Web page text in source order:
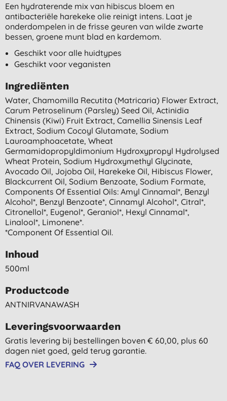
Een hydraterende mix van hibiscus bloem en
antibacteriële harekeke olie reinigt intens. Laat je
onderdompelen in de frisse geuren van wilde zwarte
bessen, groene munt blad en kardemom.
Geschikt voor alle huidtypes
Geschikt voor veganisten
Ingrediënten
Water, Chamomilla Recutita (matricaria) Flower Extract,
Carum Petroselinum (parsley) Seed Oil, Actinidia
Chinensis (kiwi) Fruit Extract, Camellia Sinensis Leaf
Extract, Sodium Cocoyl Glutamate, Sodium
Lauroamphoacetate, Wheat
Germamidopropyldimonium Hydroxypropyl Hydrolysed
Wheat Protein, Sodium Hydroxymethyl Glycinate,
Avocado Oil, Jojoba Oil, Harekeke Oil, Hibiscus Flower,
Blackcurrent Oil, Sodium Benzoate, Sodium Formate,
Components Of Essential Oils: Amyl Cinnamal*, Benzyl
Alcohol*, Benzyl Benzoate*, Cinnamyl Alcohol*, Citral*,
Citronellol*, Eugenol*, Geraniol*, Hexyl Cinnamal*,
Linalool*, Limonene*.
*component Of Essential Oil.
Inhoud
500ml
Productcode
ANTNIRVANAWASH
Leveringsvoorwaarden
Gratis levering bij bestellingen boven € 60,00, plus 60
dagen niet goed, geld terug garantie.
FAQ OVER LEVERING